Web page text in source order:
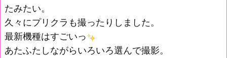
たみたい。
久々にプリクラも撮ったりしました。
最新機種はすごいっ
あたふたしながらいろいろ選んで撮影。